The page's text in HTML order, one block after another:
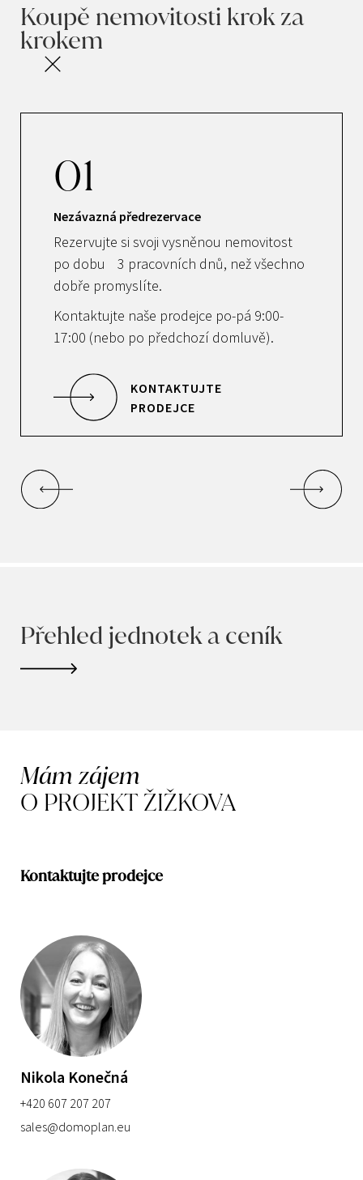
Koupě nemovitosti krok za
krokem
01
Nezávazná předrezervace
Rezervujte si svoji vysněnou nemovitost
po dobu 3 pracovních dnů, než všechno
dobře promyslíte.
Kontaktujte naše prodejce po-pá 9:00-
17:00 (nebo po předchozí domluvě).
KONTAKTUJTE
PRODEJCE
Přehled jednotek a ceník
Mám zájem
O PROJEKT ŽIŽKOVA
Kontaktujte prodejce
Nikola Konečná
+420 607 207 207
sales@domoplan.eu